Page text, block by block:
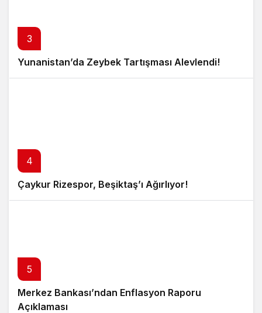
3
Yunanistan’da Zeybek Tartışması Alevlendi!
4
Çaykur Rizespor, Beşiktaş’ı Ağırlıyor!
5
Merkez Bankası’ndan Enflasyon Raporu
Açıklaması